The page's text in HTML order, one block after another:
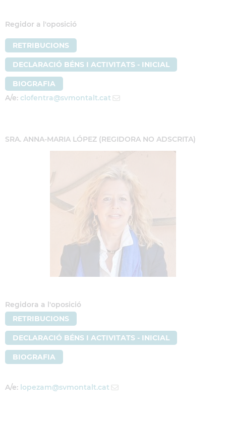
Regidor a l'oposició
RETRIBUCIONS
DECLARACIÓ BÉNS I ACTIVITATS - INICIAL
BIOGRAFIA
A/e: clofentra@svmontalt.cat
SRA. ANNA-MARIA LÓPEZ (REGIDORA NO ADSCRITA)
Regidora a l'oposició
RETRIBUCIONS
DECLARACIÓ BÉNS I ACTIVITATS - INICIAL
BIOGRAFIA
A/e: lopezam@svmontalt.cat